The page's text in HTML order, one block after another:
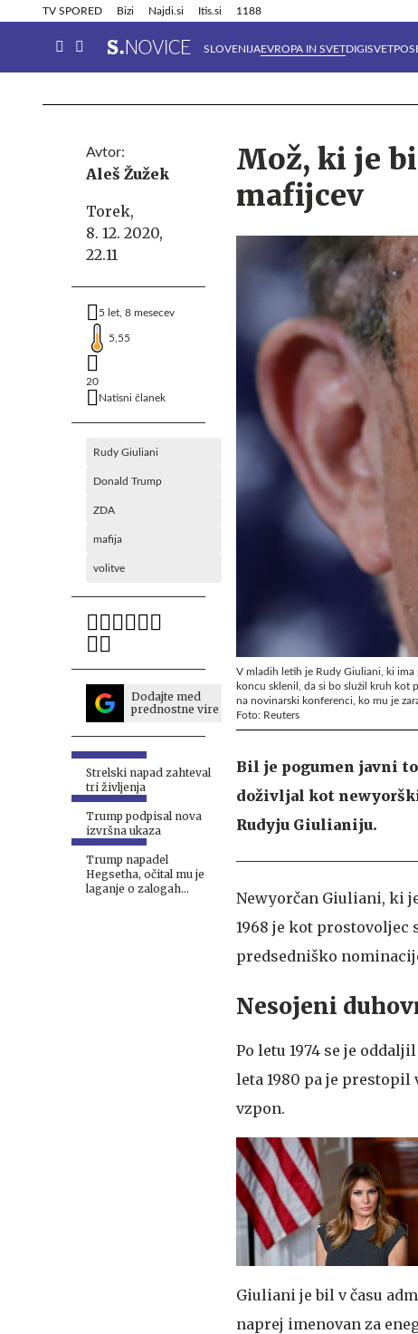
TV SPORED Bizi Najdi.si Itis.si 1188
SLOVENIJAEVROPA IN SVETDIGISVET
Info in obvestila Tehnik
Avtor:
Aleš Žužek
Torek,
8. 12. 2020,
22.11
5 let, 8 mesecev
5,55
20
Natisni članek
Rudy Giuliani
Donald Trump
ZDA
mafija
volitve
Dodajte med
prednostne vire
Strelski napad zahteval
tri življenja
Trump podpisal nova
izvršna ukaza
Trump napadel
Hegsetha, očital mu je
laganje o zalogah
Mož, ki je
mafijcev
V mladih letih je Rudy Giuliani, ki
koncu sklenil, da si bo služil kruh kot
na novinarski konferenci, ko mu je
Foto: Reuters
Bil je pogumen javni
doživljal kot newyorški
Rudyju Giulianiju.
Newyorčan Giuliani, ki
1968 je kot prostovoljec
predsedniško
Nesojeni
Po letu 1974 se je
leta 1980 pa je
vzpon.
Giuliani je bil v času
naprej imenovan za